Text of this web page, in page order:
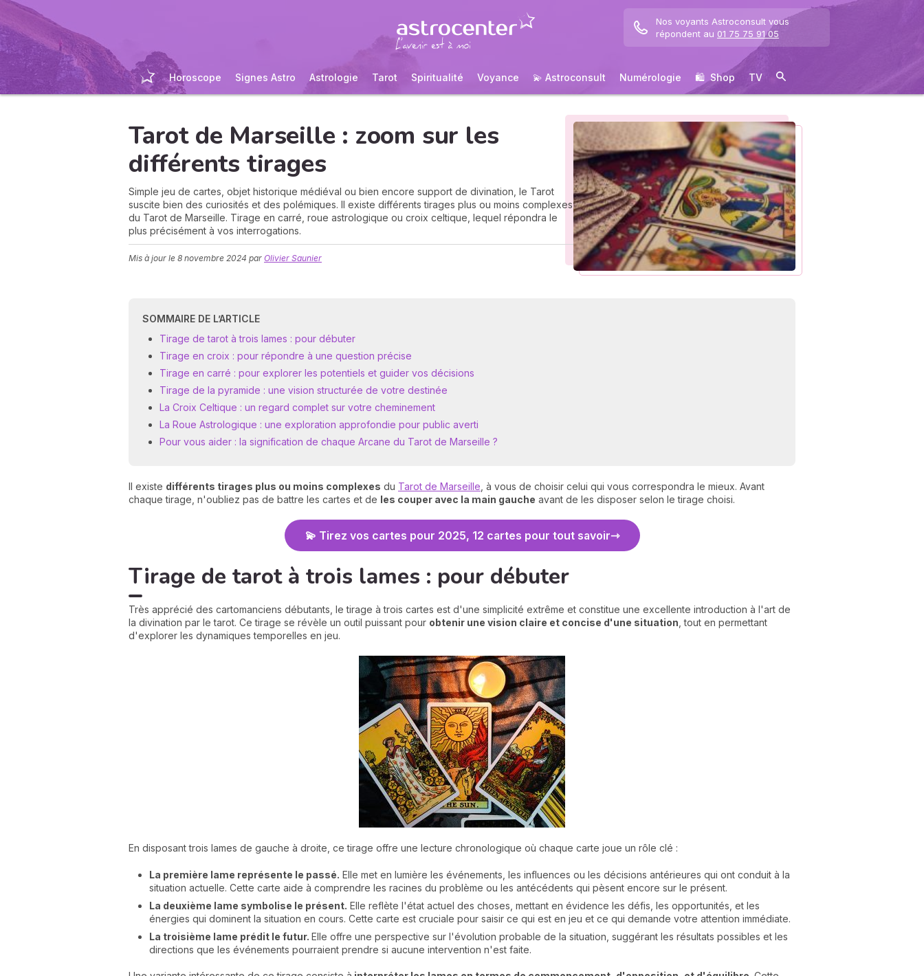
Nos voyants Astroconsult vous
répondent au 01 75 75 91 05
Horoscope Signes Astro Astrologie Tarot Spiritualité Voyance 💫 Astroconsult Numérologie 🛍 ️ Shop TV
Tarot de Marseille : zoom sur les
différents tirages
Simple jeu de cartes, objet historique médiéval ou bien encore support de divination, le Tarot
suscite bien des curiosités et des polémiques. Il existe différents tirages plus ou moins complexes
du Tarot de Marseille. Tirage en carré, roue astrologique ou croix celtique, lequel répondra le
plus précisément à vos interrogations.
Mis à jour le 8 novembre 2024 par Olivier Saunier
SOMMAIRE DE L’ARTICLE
Tirage de tarot à trois lames : pour débuter
Tirage en croix : pour répondre à une question précise
Tirage en carré : pour explorer les potentiels et guider vos décisions
Tirage de la pyramide : une vision structurée de votre destinée
La Croix Celtique : un regard complet sur votre cheminement
La Roue Astrologique : une exploration approfondie pour public averti
Pour vous aider : la signification de chaque Arcane du Tarot de Marseille ?
Il existe différents tirages plus ou moins complexes du Tarot de Marseille , à vous de choisir celui qui vous correspondra le mieux. Avant
chaque tirage, n'oubliez pas de battre les cartes et de les couper avec la main gauche avant de les disposer selon le tirage choisi.
💫 Tirez vos cartes pour 2025, 12 cartes pour tout savoir
Tirage de tarot à trois lames : pour débuter
Très apprécié des cartomanciens débutants, le tirage à trois cartes est d'une simplicité extrême et constitue une excellente introduction à l'art de
la divination par le tarot. Ce tirage se révèle un outil puissant pour obtenir une vision claire et concise d'une situation , tout en permettant
d'explorer les dynamiques temporelles en jeu.
En disposant trois lames de gauche à droite, ce tirage offre une lecture chronologique où chaque carte joue un rôle clé :
La première lame représente le passé. Elle met en lumière les événements, les influences ou les décisions antérieures qui ont conduit à la
situation actuelle. Cette carte aide à comprendre les racines du problème ou les antécédents qui pèsent encore sur le présent.
La deuxième lame symbolise le présent. Elle reflète l'état actuel des choses, mettant en évidence les défis, les opportunités, et les
énergies qui dominent la situation en cours. Cette carte est cruciale pour saisir ce qui est en jeu et ce qui demande votre attention immédiate.
La troisième lame prédit le futur. Elle offre une perspective sur l'évolution probable de la situation, suggérant les résultats possibles et les
directions que les événements pourraient prendre si aucune intervention n'est faite.